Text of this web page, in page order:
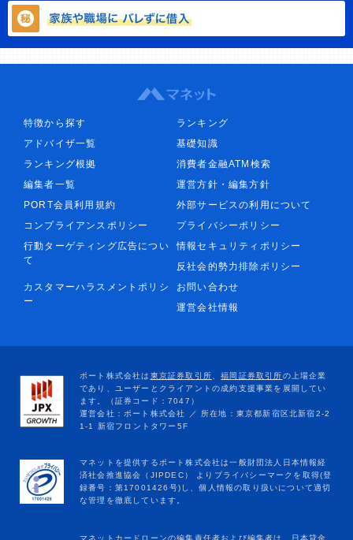
特徴から探す
ランキング
アドバイザ一覧
基礎知識
ランキング根拠
消費者金融ATM検索
編集者一覧
運営方針・編集方針
PORT会員利用規約
外部サービスの利用について
コンプライアンスポリシー
プライバシーポリシー
行動ターゲティング広告につい
て
情報セキュリティポリシー
反社会的勢力排除ポリシー
カスタマーハラスメントポリシ
ー
お問い合わせ
運営会社情報
マネットカードローンの編集責任者および編集者は、日本貸金